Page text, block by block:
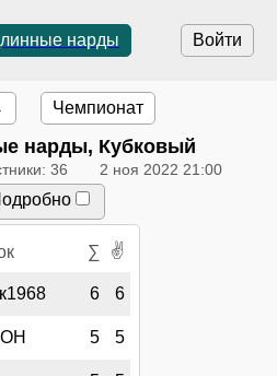
Войти
нарды
Чемпионат
нарды, Кубковый
36 2 ноя 2022 21:00
∑ ✌
6 6
5 5